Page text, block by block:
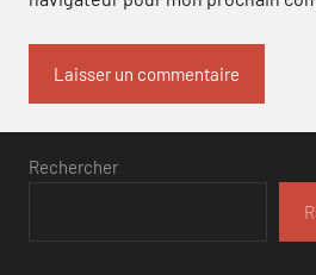
Rechercher